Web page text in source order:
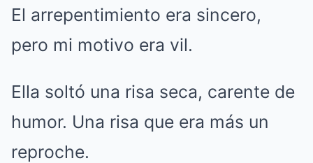
El arrepentimiento era sincero,
pero mi motivo era vil.
Ella soltó una risa seca, carente de
humor. Una risa que era más un
reproche.